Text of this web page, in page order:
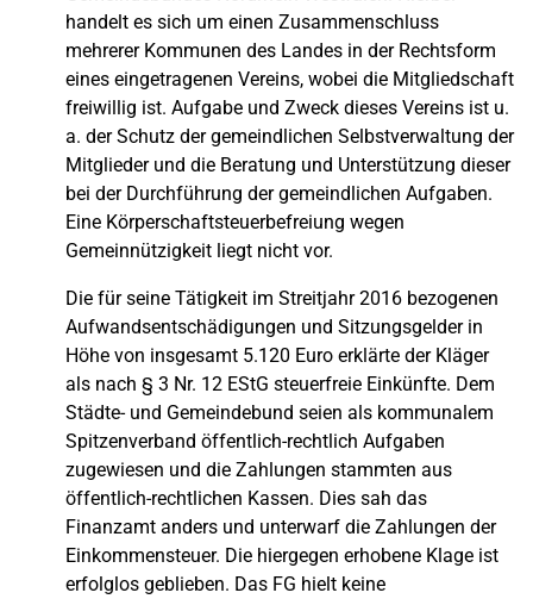
handelt es sich um einen Zusammenschluss
mehrerer Kommunen des Landes in der Rechtsform
eines eingetragenen Vereins, wobei die Mitgliedschaft
freiwillig ist. Aufgabe und Zweck dieses Vereins ist u.
a. der Schutz der gemeindlichen Selbstverwaltung der
Mitglieder und die Beratung und Unterstützung dieser
bei der Durchführung der gemeindlichen Aufgaben.
Eine Körperschaftsteuerbefreiung wegen
Gemeinnützigkeit liegt nicht vor.
Die für seine Tätigkeit im Streitjahr 2016 bezogenen
Aufwandsentschädigungen und Sitzungsgelder in
Höhe von insgesamt 5.120 Euro erklärte der Kläger
als nach § 3 Nr. 12 EStG steuerfreie Einkünfte. Dem
Städte- und Gemeindebund seien als kommunalem
Spitzenverband öffentlich-rechtlich Aufgaben
zugewiesen und die Zahlungen stammten aus
öffentlich-rechtlichen Kassen. Dies sah das
Finanzamt anders und unterwarf die Zahlungen der
Einkommensteuer. Die hiergegen erhobene Klage ist
erfolglos geblieben. Das FG hielt keine